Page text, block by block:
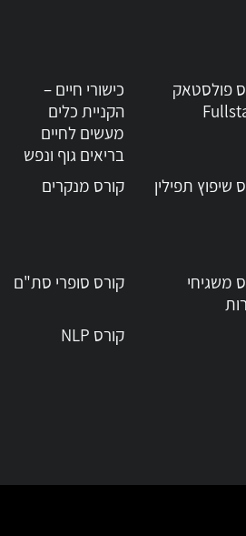
פולסטאק
כישורי חיים –
הקניית כלים
מעשים לחיים
בריאים גוף ונפש
שיפוץ תפילין קורס מנקרים
משגיחי
קורס סופרי סת"ם
קורס NLP